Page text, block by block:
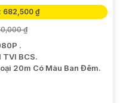
682,500 ₫
₫
.
TVI BCS.
20m Có Màu Ban Đêm.